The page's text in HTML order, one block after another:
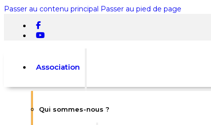
Passer au contenu principal Passer au pied de page
Rechercher
Association
Qui sommes-nous ?